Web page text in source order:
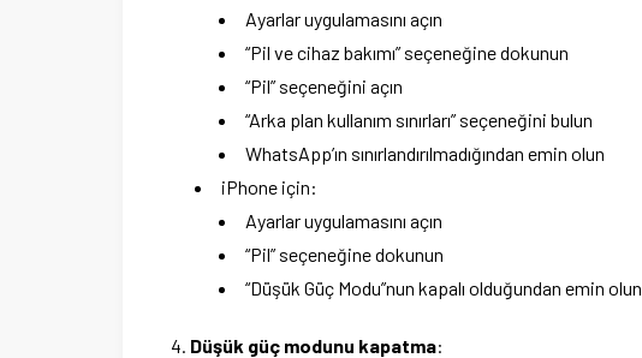
Ayarlar uygulamasını açın
“Pil ve cihaz bakımı” seçeneğine dokunun
“Pil” seçeneğini açın
“Arka plan kullanım sınırları” seçeneğini bulun
WhatsApp’ın sınırlandırılmadığından emin olun
iPhone için:
Ayarlar uygulamasını açın
“Pil” seçeneğine dokunun
“Düşük Güç Modu”nun kapalı olduğundan emin olun
Düşük güç modunu kapatma: